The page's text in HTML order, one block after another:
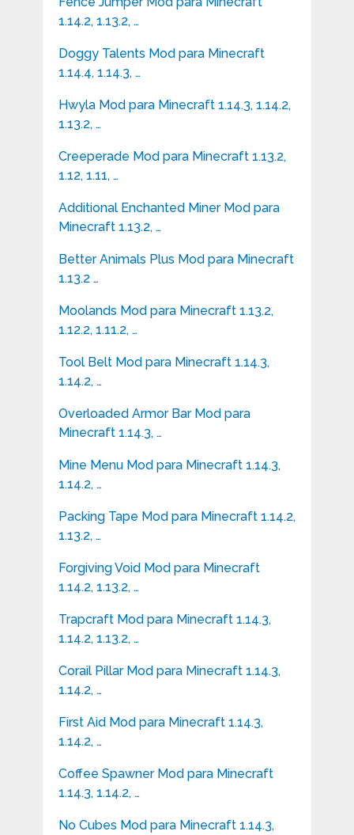
1.14.2, 1.13.2, …
Doggy Talents Mod para Minecraft
1.14.4, 1.14.3, …
Hwyla Mod para Minecraft 1.14.3, 1.14.2,
1.13.2, …
Creeperade Mod para Minecraft 1.13.2,
1.12, 1.11, …
Additional Enchanted Miner Mod para
Minecraft 1.13.2, …
Better Animals Plus Mod para Minecraft
1.13.2 …
Moolands Mod para Minecraft 1.13.2,
1.12.2, 1.11.2, …
Tool Belt Mod para Minecraft 1.14.3,
1.14.2, …
Overloaded Armor Bar Mod para
Minecraft 1.14.3, …
Mine Menu Mod para Minecraft 1.14.3,
1.14.2, …
Packing Tape Mod para Minecraft 1.14.2,
1.13.2, …
Forgiving Void Mod para Minecraft
1.14.2, 1.13.2, …
Trapcraft Mod para Minecraft 1.14.3,
1.14.2, 1.13.2, …
Corail Pillar Mod para Minecraft 1.14.3,
1.14.2, …
First Aid Mod para Minecraft 1.14.3,
1.14.2, …
Coffee Spawner Mod para Minecraft
1.14.3, 1.14.2, …
No Cubes Mod para Minecraft 1.14.3,